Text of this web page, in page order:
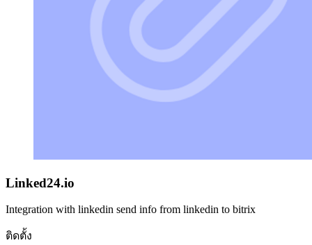
Linked24.io
Integration with linkedin send info from linkedin to bitrix
ติดตั้ง